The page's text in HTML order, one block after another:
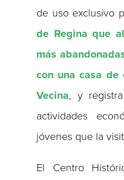
de uso exclusivo
de Regina que
más
con una casa de
Vecina, y
actividades
jóvenes que la
El Centro